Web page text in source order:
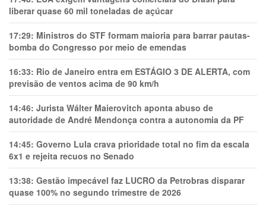
liberar quase 60 mil toneladas de açúcar
17:29: Ministros do STF formam maioria para barrar pautas-
bomba do Congresso por meio de emendas
16:33: Rio de Janeiro entra em ESTÁGIO 3 DE ALERTA, com
previsão de ventos acima de 90 km/h
14:46: Jurista Wálter Maierovitch aponta abuso de
autoridade de André Mendonça contra a autonomia da PF
14:45: Governo Lula crava prioridade total no fim da escala
6x1 e rejeita recuos no Senado
13:38: Gestão impecável faz LUCRO da Petrobras disparar
quase 100% no segundo trimestre de 2026